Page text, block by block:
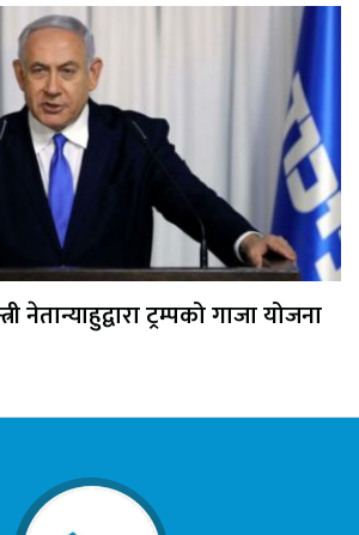
नेतान्याहुद्वारा ट्रम्पको गाजा योजना